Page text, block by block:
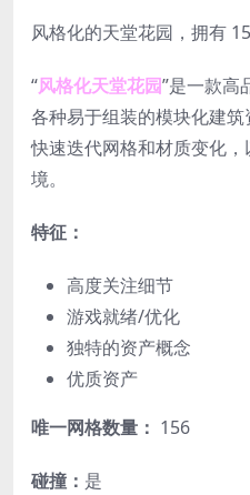
风格化的天堂花园，拥有
“风格化天堂花园”是一款高
各种易于组装的模块化建
快速迭代网格和材质变化
境。
特征：
高度关注细节
游戏就绪/优化
独特的资产概念
优质资产
唯一网格数量： 156
碰撞： 是